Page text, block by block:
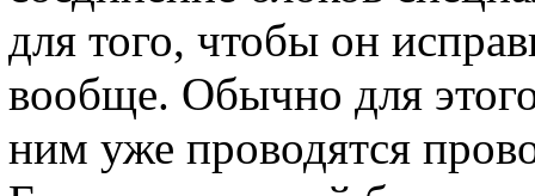
для того, чтобы он
вообще. Обычно для
ним уже проводятся